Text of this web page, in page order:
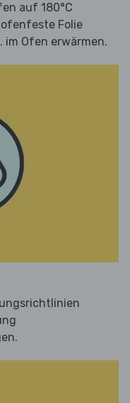
auf 180°C
Folie
im Ofen erwärmen.